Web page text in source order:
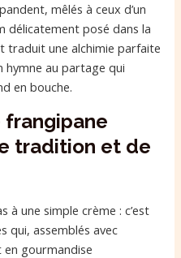
mêlés à ceux d’un
délicatement posé dans la
traduit une alchimie parfaite
hymne au partage qui
en bouche.
frangipane
tradition et de
à une simple crème : c’est
qui, assemblés avec
gourmandise